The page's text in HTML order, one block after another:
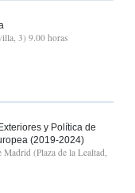
3) 9.00 horas
y Política de
(2019-2024)
(Plaza de la Lealtad,